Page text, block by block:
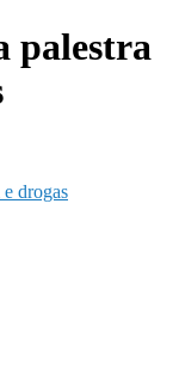
palestra